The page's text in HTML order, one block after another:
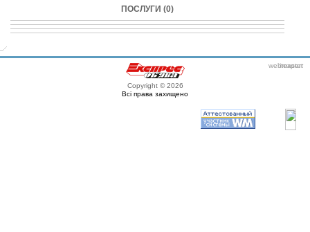
ПОСЛУГИ (0)
Copyright © 2026
Всі права захищено
webmaster
itexpert